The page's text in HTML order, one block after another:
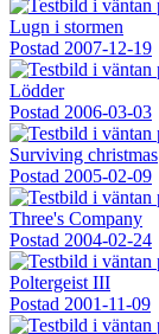
Lugn i stormen
Postad 2007-12-19
Lödder
Postad 2006-03-03
Surviving christmas
Postad 2005-02-09
Three's Company
Postad 2004-02-24
Poltergeist III
Postad 2001-11-09